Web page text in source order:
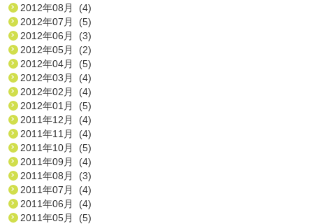
2012年08月 (4)
2012年07月 (5)
2012年06月 (3)
2012年05月 (2)
2012年04月 (5)
2012年03月 (4)
2012年02月 (4)
2012年01月 (5)
2011年12月 (4)
2011年11月 (4)
2011年10月 (5)
2011年09月 (4)
2011年08月 (3)
2011年07月 (4)
2011年06月 (4)
2011年05月 (5)